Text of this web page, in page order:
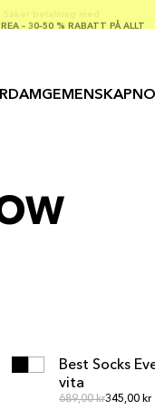
DAM GEMENSKAP
MULTIPACK
Best Socks
vita
Ordinarie pris
689,00 kr345,00 kr